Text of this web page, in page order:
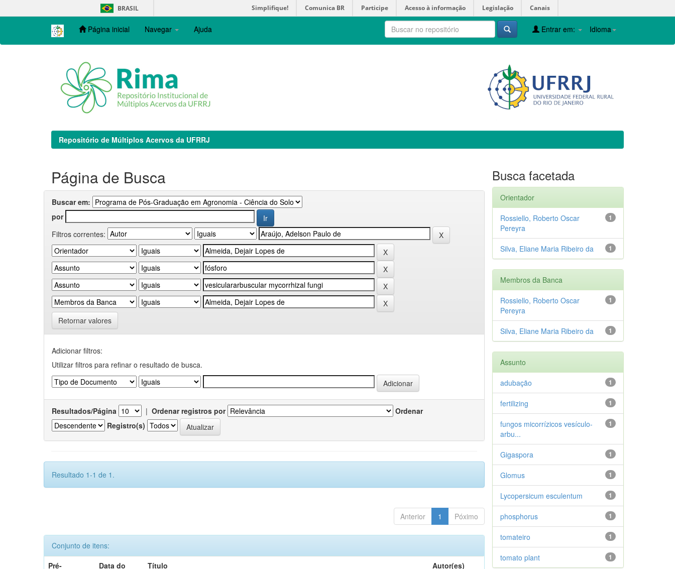
navigation
BRASIL Simplifique! Comunica BR Participe Acesso à informação Legislação Canais
Página inicial Navegar Ajuda Idioma
Entrar em:
Repositório de Múltiplos Acervos da UFRRJ
Página de Busca
Buscar em:
por
Filtros correntes:
Retornar valores
Adicionar filtros:
Utilizar filtros para refinar o resultado de busca.
Resultados/Página | Ordenar registros por
Ordenar
Registro(s)
Resultado 1-1 de 1.
Anterior 1 Póximo
Conjunto de itens:
Pré-
Data do
Título Autor(es)
Busca facetada
Orientador
1
Rossiello, Roberto Oscar
Pereyra
1
Silva, Eliane Maria Ribeiro da
Membros da Banca
1
Rossiello, Roberto Oscar
Pereyra
1
Silva, Eliane Maria Ribeiro da
Assunto
1
adubação
1
fertilizing
1
fungos micorrízicos vesículo-
arbu...
1
Gigaspora
1
Glomus
1
Lycopersicum esculentum
1
phosphorus
1
tomateiro
1
tomato plant